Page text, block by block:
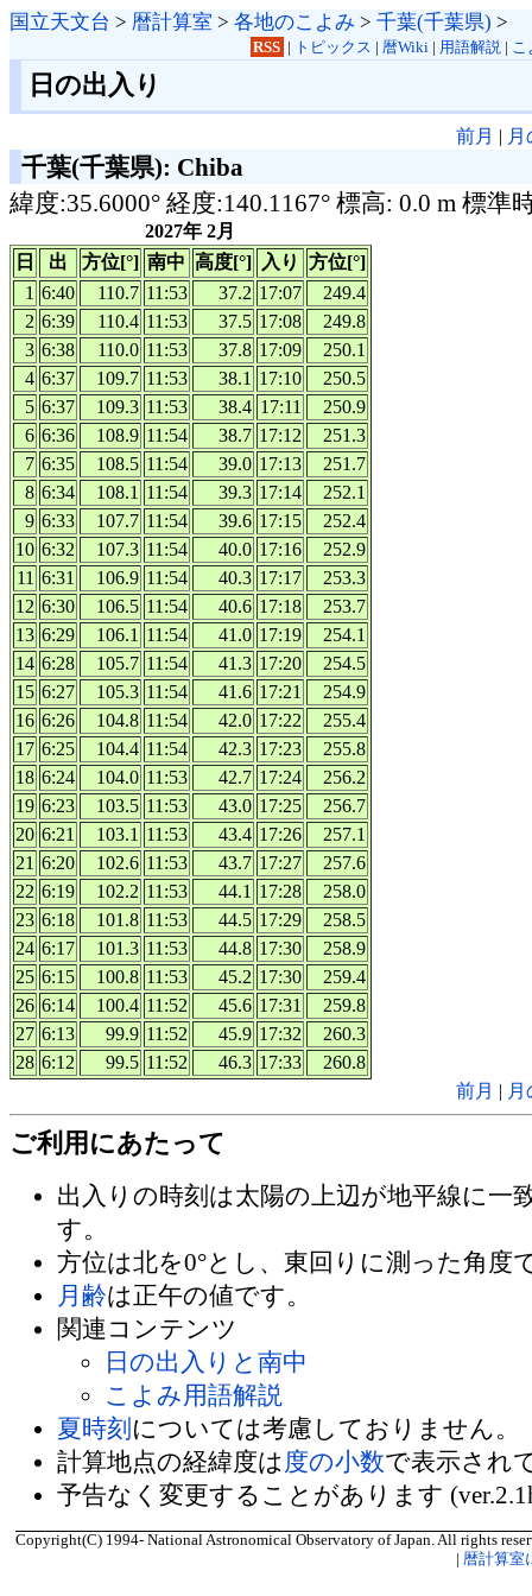
国立天文台 > 暦計算室 > 各地のこよみ > 千葉(千葉県) >
RSS | トピックス | 暦Wiki| 用語解説| こ
日の出入り
前月 |
千葉(千葉県): Chiba
緯度:35.6000° 経度:140.1167° 標高: 0.0 m 標準
2027年 2月
日
出 方位[°] 南中 高度[°] 入り
方位[°]
1 6:40 110.7 11:53 37.2 17:07
249.4
2 6:39 110.4 11:53 37.5 17:08
249.8
3 6:38 110.0 11:53 37.8 17:09
250.1
4 6:37 109.7 11:53 38.1 17:10
250.5
5 6:37 109.3 11:53 38.4 17:11
250.9
6 6:36 108.9 11:54 38.7 17:12
251.3
7 6:35 108.5 11:54 39.0 17:13
251.7
8 6:34 108.1 11:54 39.3 17:14
252.1
9 6:33 107.7 11:54 39.6 17:15
252.4
10 6:32 107.3 11:54 40.0 17:16
252.9
11 6:31 106.9 11:54 40.3 17:17
253.3
12 6:30 106.5 11:54 40.6 17:18
253.7
13 6:29 106.1 11:54 41.0 17:19
254.1
14 6:28 105.7 11:54 41.3 17:20
254.5
15 6:27 105.3 11:54 41.6 17:21
254.9
16 6:26 104.8 11:54 42.0 17:22
255.4
17 6:25 104.4 11:54 42.3 17:23
255.8
18 6:24 104.0 11:53 42.7 17:24
256.2
19 6:23 103.5 11:53 43.0 17:25
256.7
20 6:21 103.1 11:53 43.4 17:26
257.1
21 6:20 102.6 11:53 43.7 17:27
257.6
22 6:19 102.2 11:53 44.1 17:28
258.0
23 6:18 101.8 11:53 44.5 17:29
258.5
24 6:17 101.3 11:53 44.8 17:30
258.9
25 6:15 100.8 11:53 45.2 17:30
259.4
26 6:14 100.4 11:52 45.6 17:31
259.8
27 6:13 99.9 11:52 45.9 17:32
260.3
28 6:12 99.5 11:52 46.3 17:33
260.8
前月 |
ご利用にあたって
出入りの時刻は太陽の上辺が地平線に一
す。
方位は北を0°とし、東回りに測った角度
月齢は正午の値です。
関連コンテンツ
日の出入りと南中
こよみ用語解説
夏時刻 については考慮しておりません。
計算地点の経緯度は 度の小数で表示され
予告なく変更することがあります
Copyright(C) 1994- National Astronomical Observatory of Japan. All rights
暦計算室